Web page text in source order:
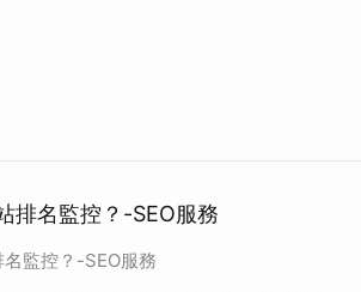
排名監控？-SEO服務
監控？-SEO服務